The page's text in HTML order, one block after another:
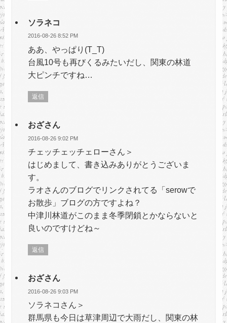
ソラネコ
2016-08-26 8:52 PM
ああ、やっぱり(T_T)
台風10号も再びくるみたいだし、関東の林道
大ピンチですね…
返信
おざさん
2016-08-26 9:02 PM
チェッチェッチェローさん＞
はじめまして、書き込みありがとうございま
す。
ラオさんのブログでリンクされてる「serowで
お散歩」ブログの方ですよね？
中津川林道がこのまま冬季閉鎖とかならないと
良いのですけどね～
返信
おざさん
2016-08-26 9:03 PM
ソラネコさん＞
群馬県も今日は草津周辺で大雨だし、関東の林